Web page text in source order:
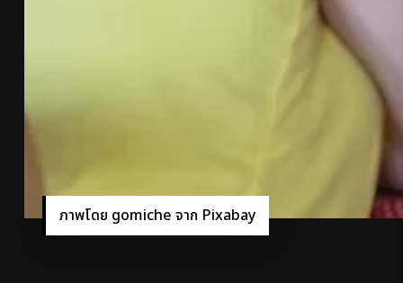
ภาพโดย gomiche จาก Pixabay